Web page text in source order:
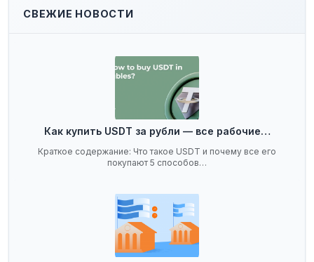
СВЕЖИЕ НОВОСТИ
Как купить USDT за рубли — все рабочие…
Краткое содержание: Что такое USDT и почему все его
покупают 5 способов…